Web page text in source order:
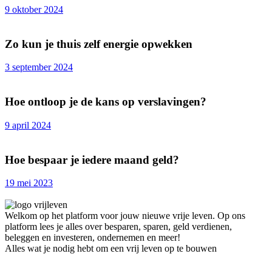
9 oktober 2024
Zo kun je thuis zelf energie opwekken
3 september 2024
Hoe ontloop je de kans op verslavingen?
9 april 2024
Hoe bespaar je iedere maand geld?
19 mei 2023
Welkom op het platform voor jouw nieuwe vrije leven. Op ons
platform lees je alles over besparen, sparen, geld verdienen,
beleggen en investeren, ondernemen en meer!
Alles wat je nodig hebt om een vrij leven op te bouwen